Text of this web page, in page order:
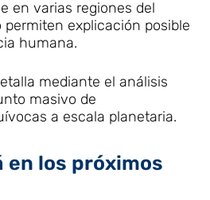
en varias regiones del
permiten explicación posible
humana.
mediante el análisis
masivo de
a escala planetaria.
en los próximos